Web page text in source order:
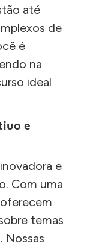
até
de
é
na
ideal
e
e
Com uma
temas
Nossas